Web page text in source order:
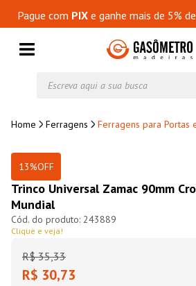
Pague com PIXe ganhe mais de 5%
Ferragens Ferragens para Portas
13%OFF
Trinco Universal Zamac 90mm
Mundial
243889
Clique e veja!
R$ 35,33
R$ 30,73